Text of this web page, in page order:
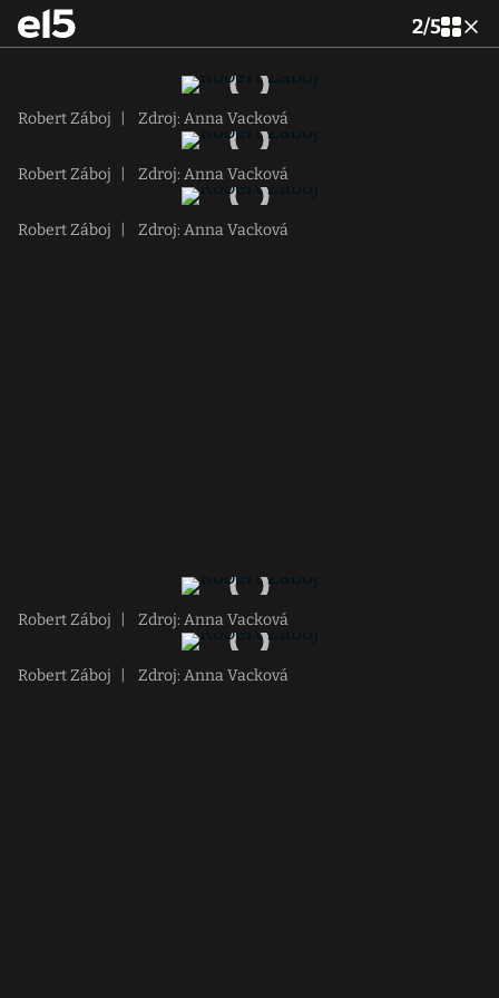
2/5
Robert Záboj Zdroj: Anna Vacková
Robert Záboj Zdroj: Anna Vacková
Robert Záboj Zdroj: Anna Vacková
Robert Záboj Zdroj: Anna Vacková
Robert Záboj Zdroj: Anna Vacková